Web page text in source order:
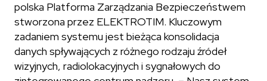
polska Platforma Zarządzania Bezpieczeństwem
stworzona przez ELEKTROTIM. Kluczowym
zadaniem systemu jest bieżąca konsolidacja
danych spływających z różnego rodzaju źródeł
wizyjnych, radiolokacyjnych i sygnałowych do